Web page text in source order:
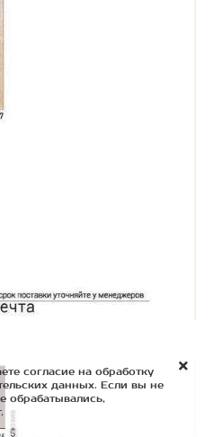
согласие на обработку
данных. Если вы не
обрабатывались,